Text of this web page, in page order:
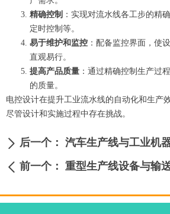
精确控制 ：实现对流水线各工步的精
定时控制等。
易于维护和监控 ：配备监控界面，使
直观易行。
提高产品质量 ：通过精确控制生产过
的质量。
电控设计在提升工业流水线的自动化和生产
尽管设计和实施过程中存在挑战。
ꄴ 前一个： 重型生产线设备与输
ꄲ 后一个： 汽车生产线与工业机